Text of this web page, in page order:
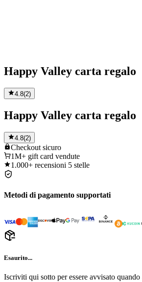
Happy Valley carta regalo
4.8(2)
Happy Valley carta regalo
4.8(2)
Checkout sicuro
1M+ gift card vendute
1.000+ recensioni 5 stelle
Metodi di pagamento supportati
Esaurito...
Iscriviti qui sotto per essere avvisato